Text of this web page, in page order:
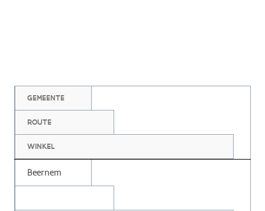
GEMEENTE
ROUTE
WINKEL
Beernem